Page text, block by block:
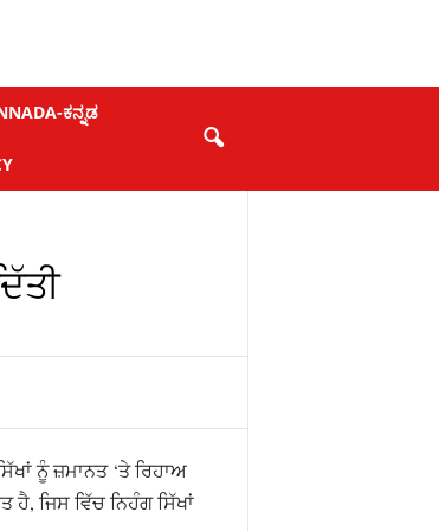
ಕನ್ನಡ
ਨੂੰ ਜ਼ਮਾਨਤ ‘ਤੇ ਰਿਹਾਅ
ਜਿਸ ਵਿੱਚ ਨਿਹੰਗ ਸਿੱਖਾਂ